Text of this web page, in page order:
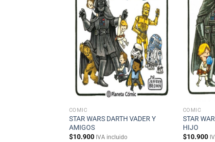
CÓMIC
STAR WARS DARTH VADER Y
AMIGOS
$10.900 IVA incluido
CÓMIC
STAR
HIJO
$10.900